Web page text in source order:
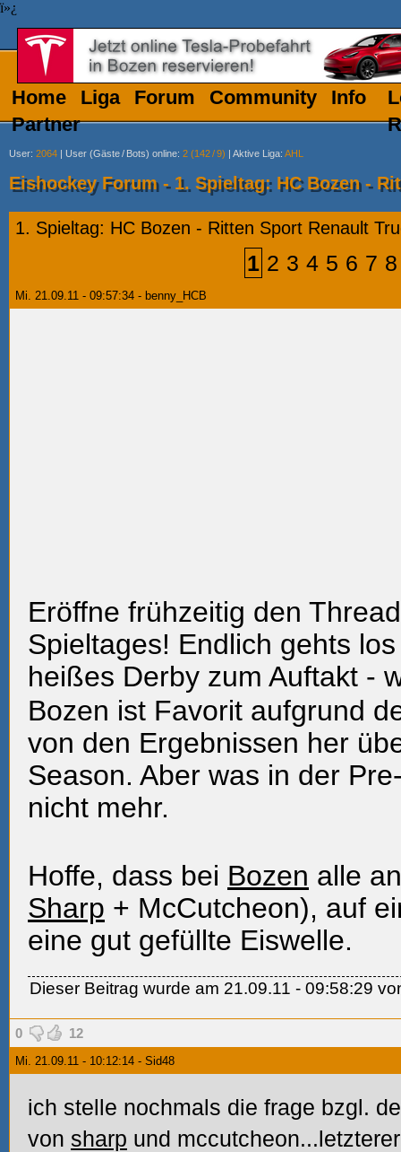
ï»¿
Home Liga Forum Community
Info
Partner
User: 2064 | User (Gäste/ Bots) online: 2 (142/9) | Aktive Liga: AHL
Eishockey Forum - 1. Spieltag: HC Bozen -
1. Spieltag: HC Bozen - Ritten Sport Renault
1 2 3 4 5 6 7 8
Mi. 21.09.11 - 09:57:34 - benny_HCB
Eröffne frühzeitig den
Spieltages! Endlich gehts
heißes Derby zum Auftakt -
Bozen ist Favorit aufgrund
von den Ergebnissen her
Season. Aber was in der
nicht mehr.
Hoffe, dass bei Bozen alle
Sharp + McCutcheon), auf
eine gut gefüllte Eiswelle.
Dieser Beitrag wurde am 21.09.11 - 09:58:29
0 12
Mi. 21.09.11 - 10:12:14 - Sid48
ich stelle nochmals die frage bzgl.
von sharp und